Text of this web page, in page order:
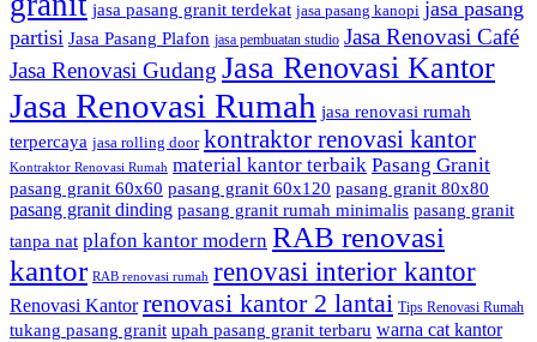
jasa pasang granit terdekat jasa pasang kanopi jasa pasang
partisi Jasa Pasang Plafon jasa pembuatan studio Jasa Renovasi Café
Jasa Renovasi Gudang Jasa Renovasi Kantor
Jasa Renovasi Rumah jasa renovasi rumah
terpercaya jasa rolling door kontraktor renovasi kantor
Kontraktor Renovasi Rumah material kantor terbaik Pasang Granit
pasang granit 60x60 pasang granit 60x120 pasang granit 80x80
pasang granit dinding pasang granit rumah minimalis pasang granit
tanpa nat plafon kantor modern RAB renovasi
kantor RAB renovasi rumah renovasi interior kantor
Renovasi Kantor renovasi kantor 2 lantai Tips Renovasi Rumah
tukang pasang granit upah pasang granit terbaru warna cat kantor